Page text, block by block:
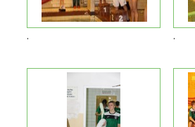
. .